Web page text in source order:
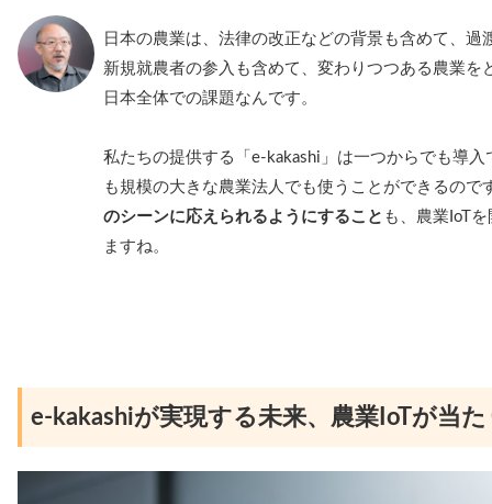
日本の農業は、法律の改正などの背景も含めて、過
新規就農者の参入も含めて、変わりつつある農業を
日本全体での課題なんです。
私たちの提供する「e-kakashi」は一つからでも導
も規模の大きな農業法人でも使うことができるので
のシーンに応えられるようにすること も、農業IoT
ますね。
e-kakashiが実現する未来、農業IoTが当